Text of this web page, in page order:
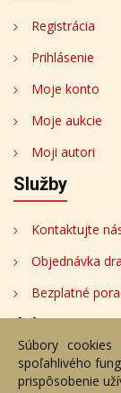
Registrácia
Prihlásenie
Moje konto
Moje aukcie
Moji autori
Služby
Kontaktujte
Objednávka
Bezplatné
Adresa
Nižný Hrušov
Súbory
spoľahlivého
prispôsobenie